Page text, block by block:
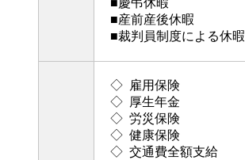
■産前産後休暇
■裁判員制度による休暇
◇ 雇用保険
◇ 厚生年金
◇ 労災保険
◇ 健康保険
◇ 交通費全額支給